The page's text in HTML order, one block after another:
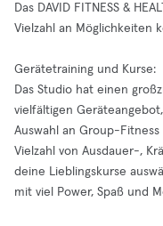
Das DAVID FITNESS &
Vielzahl an Möglichkeiten
Gerätetraining und Kurse:
Das Studio hat einen
vielfältigen
Auswahl an Group-
Vielzahl von Ausdauer-,
deine Lieblingskurse
mit viel Power, Spaß und